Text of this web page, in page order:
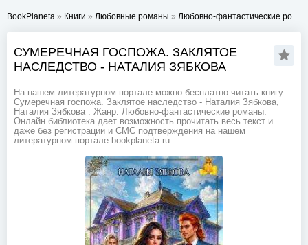
BookPlaneta » Книги » Любовные романы » Любовно-фантастические романы
СУМЕРЕЧНАЯ ГОСПОЖА. ЗАКЛЯТОЕ
НАСЛЕДСТВО - НАТАЛИЯ ЗЯБКОВА
На нашем литературном портале можно бесплатно читать книгу
Сумеречная госпожа. Заклятое наследство - Наталия Зябкова,
Наталия Зябкова . Жанр: Любовно-фантастические романы.
Онлайн библиотека дает возможность прочитать весь текст и
даже без регистрации и СМС подтверждения на нашем
литературном портале bookplaneta.ru.